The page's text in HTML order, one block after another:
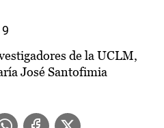
de la UCLM,
José Santofimia